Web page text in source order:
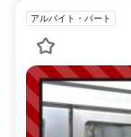
アルバイト・パート